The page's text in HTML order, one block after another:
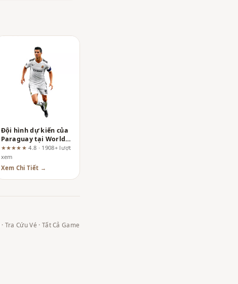
Đội hình dự kiến của
Paraguay tại World
Cup 2026: Niềm hy
vọng từ thế hệ vàng
mới
★★★★★4.8 · 1908+ lượt
xem
Xem Chi Tiết →
· Tra Cứu Vé · Tất Cả Game